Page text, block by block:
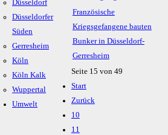
Düsseldorf
Düsseldorfer
Süden
Gerresheim
Köln
Köln Kalk
Wuppertal
Umwelt
Französische
Kriegsgefangene bauten
Bunker in Düsseldorf-
Gerresheim
Seite 15 von 49
Start
Zurück
10
11